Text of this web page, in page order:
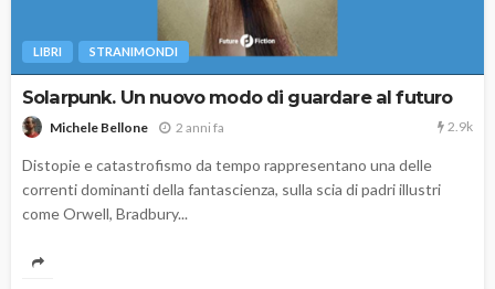
LIBRI STRANIMONDI
Solarpunk. Un nuovo modo di guardare al futuro
Michele Bellone 2 anni fa 2.9k
Distopie e catastrofismo da tempo rappresentano una delle
correnti dominanti della fantascienza, sulla scia di padri illustri
come Orwell, Bradbury...